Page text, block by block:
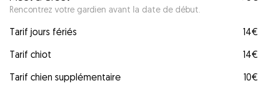
Rencontrez votre gardien avant la date de début.
Tarif jours fériés
14€
Tarif chiot
14€
Tarif chien supplémentaire
10€